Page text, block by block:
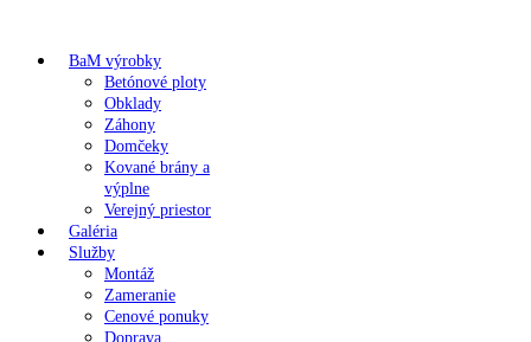
BaM výrobky
Betónové ploty
Obklady
Záhony
Domčeky
Kované brány a
výplne
Verejný priestor
Galéria
Služby
Montáž
Zameranie
Cenové ponuky
Doprava